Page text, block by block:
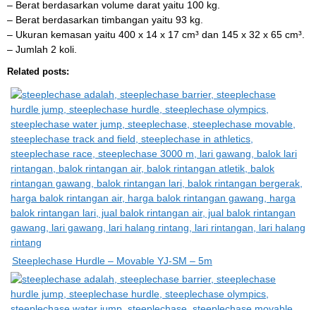
– Berat berdasarkan volume darat yaitu 100 kg.
– Berat berdasarkan timbangan yaitu 93 kg.
– Ukuran kemasan yaitu 400 x 14 x 17 cm³ dan 145 x 32 x 65 cm³.
– Jumlah 2 koli.
Related posts:
Steeplechase Hurdle – Movable YJ-SM – 5m